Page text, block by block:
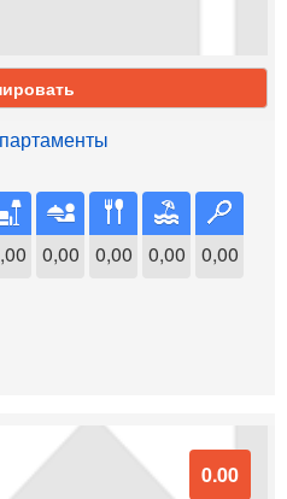
0,00 0,00 0,00 0,00
0.00